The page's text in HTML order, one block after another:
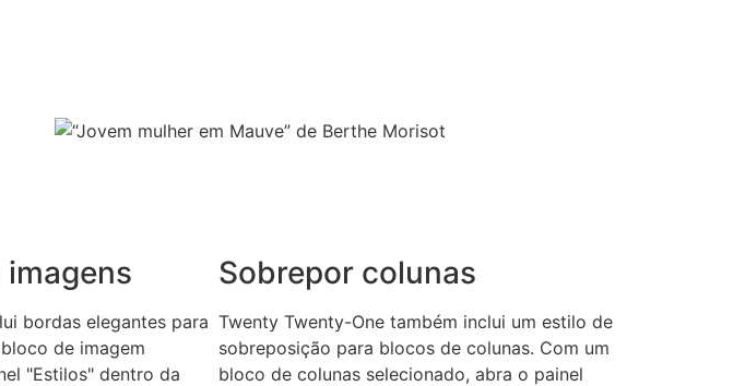
bordas elegantes para
de imagem
"Estilos" dentro da
Sobrepor colunas
Twenty Twenty-One também inclui um estilo de
sobreposição para blocos de colunas. Com um
bloco de colunas selecionado, abra o painel